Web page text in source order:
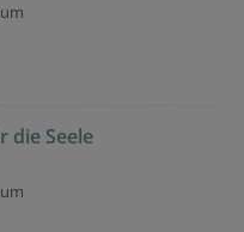
die Seele